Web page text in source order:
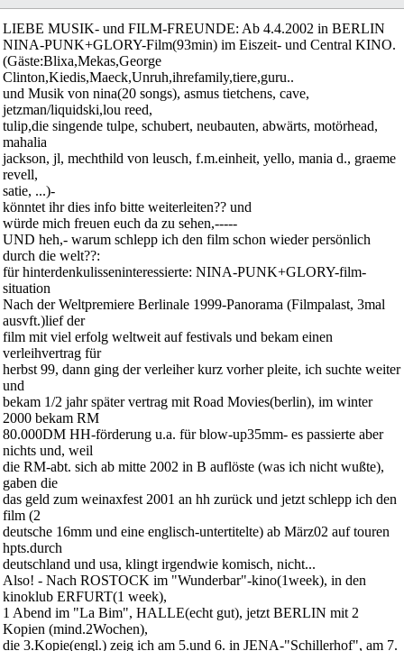
LIEBE MUSIK- und FILM-FREUNDE: Ab 4.4.2002 in BERLIN
NINA-PUNK+GLORY-Film(93min) im Eiszeit- und Central KINO.
(Gäste:Blixa,Mekas,George
Clinton,Kiedis,Maeck,Unruh,ihrefamily,tiere,guru..
und Musik von nina(20 songs), asmus tietchens, cave,
jetzman/liquidski,lou reed,
tulip,die singende tulpe, schubert, neubauten, abwärts, motörhead,
mahalia
jackson, jl, mechthild von leusch, f.m.einheit, yello, mania d., graeme
revell,
satie, ...)-
könntet ihr dies info bitte weiterleiten?? und
würde mich freuen euch da zu sehen,-----
UND heh,- warum schlepp ich den film schon wieder persönlich
durch die welt??:
für hinterdenkulisseninteressierte: NINA-PUNK+GLORY-film-
situation
Nach der Weltpremiere Berlinale 1999-Panorama (Filmpalast, 3mal
ausvft.)lief der
film mit viel erfolg weltweit auf festivals und bekam einen
verleihvertrag für
herbst 99, dann ging der verleiher kurz vorher pleite, ich suchte weiter
und
bekam 1/2 jahr später vertrag mit Road Movies(berlin), im winter
2000 bekam RM
80.000DM HH-förderung u.a. für blow-up35mm- es passierte aber
nichts und, weil
die RM-abt. sich ab mitte 2002 in B auflöste (was ich nicht wußte),
gaben die
das geld zum weinaxfest 2001 an hh zurück und jetzt schlepp ich den
film (2
deutsche 16mm und eine englisch-untertitelte) ab März02 auf touren
hpts.durch
deutschland und usa, klingt irgendwie komisch, nicht...
Also! - Nach ROSTOCK im "Wunderbar"-kino(1week), in den
kinoklub ERFURT(1 week),
1 Abend im "La Bim", HALLE(echt gut), jetzt BERLIN mit 2
Kopien (mind.2Wochen),
die 3.Kopie(engl.) zeig ich am 5.und 6. in JENA-"Schillerhof", am 7.